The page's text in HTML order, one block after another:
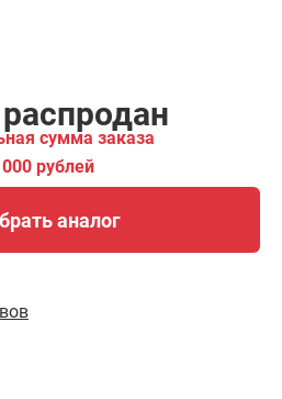
сумма заказа
рублей
аналог